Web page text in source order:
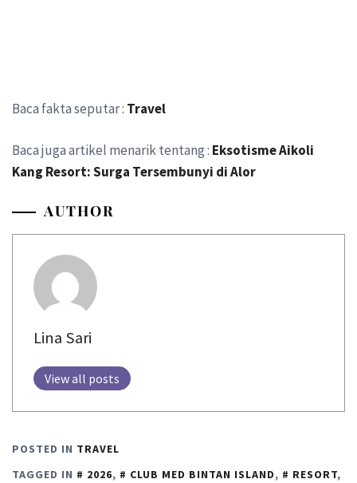
Baca fakta seputar : Travel
Baca juga artikel menarik tentang : Eksotisme Aikoli
Kang Resort: Surga Tersembunyi di Alor
AUTHOR
Lina Sari
View all posts
POSTED IN TRAVEL
TAGGED IN
2026, CLUB MED BINTAN ISLAND, RESORT,